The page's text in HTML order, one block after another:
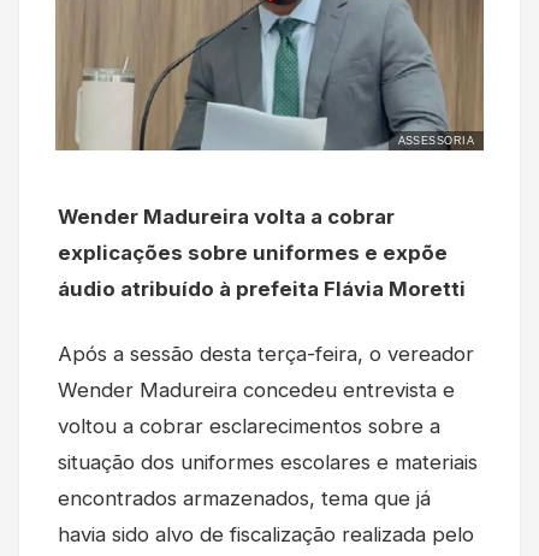
ASSESSORIA
Wender Madureira volta a cobrar
explicações sobre uniformes e expõe
áudio atribuído à prefeita Flávia Moretti
Após a sessão desta terça-feira, o vereador
Wender Madureira concedeu entrevista e
voltou a cobrar esclarecimentos sobre a
situação dos uniformes escolares e materiais
encontrados armazenados, tema que já
havia sido alvo de fiscalização realizada pelo